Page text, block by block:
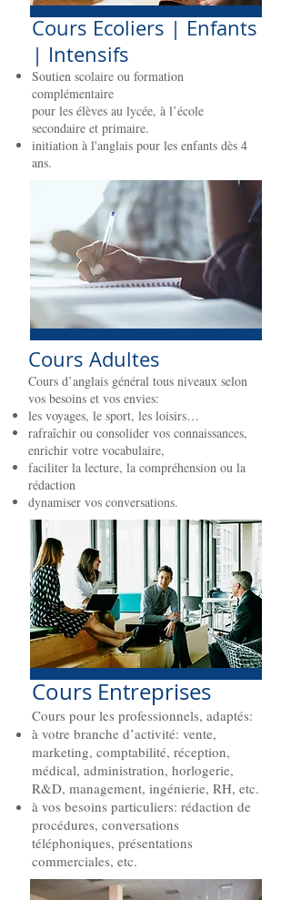
Cours Ecoliers | Enfants
| Intensifs
Soutien scolaire ou formation
complémentaire
pour les élèves au lycée, à l’école
secondaire et primaire.
initiation à l'anglais pour les enfants dès 4
ans.
Cours Adultes
Cours d’anglais général tous niveaux selon
vos besoins et vos envies:
les voyages, le sport, les loisirs…
rafraîchir ou consolider vos connaissances,
enrichir votre vocabulaire,
faciliter la lecture, la compréhension ou la
rédaction
dynamiser vos conversations.
Cours Entreprises
Cours pour les professionnels, adaptés:
à votre branche d’activité: vente,
marketing, comptabilité, réception,
médical, administration, horlogerie,
R&D, management, ingénierie, RH, etc.
à vos besoins particuliers: rédaction de
procédures, conversations
téléphoniques, présentations
commerciales, etc.